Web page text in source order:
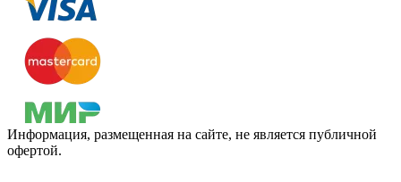
Информация, размещенная на сайте, не является публичной
офертой.